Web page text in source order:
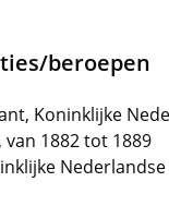
beroepen
Koninklijke
1882 tot 1889